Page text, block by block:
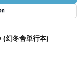
(幻冬舎単行本)